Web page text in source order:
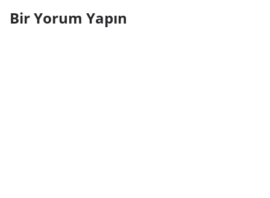
Bir Yorum Yapın